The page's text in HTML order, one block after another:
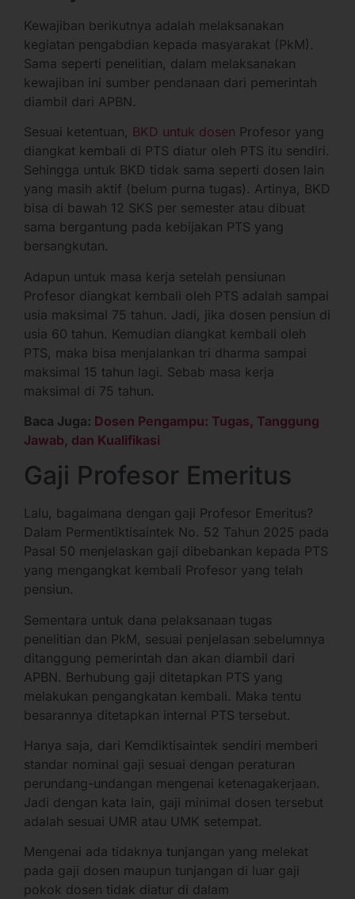
Kewajiban berikutnya adalah melaksanakan
kegiatan pengabdian kepada masyarakat (PkM).
Sama seperti penelitian, dalam melaksanakan
kewajiban ini sumber pendanaan dari pemerintah
diambil dari APBN.
Sesuai ketentuan, BKD untuk dosen Profesor yang
diangkat kembali di PTS diatur oleh PTS itu sendiri.
Sehingga untuk BKD tidak sama seperti dosen lain
yang masih aktif (belum purna tugas). Artinya, BKD
bisa di bawah 12 SKS per semester atau dibuat
sama bergantung pada kebijakan PTS yang
bersangkutan.
Adapun untuk masa kerja setelah pensiunan
Profesor diangkat kembali oleh PTS adalah sampai
usia maksimal 75 tahun. Jadi, jika dosen pensiun di
usia 60 tahun. Kemudian diangkat kembali oleh
PTS, maka bisa menjalankan tri dharma sampai
maksimal 15 tahun lagi. Sebab masa kerja
maksimal di 75 tahun.
Baca Juga: Dosen Pengampu: Tugas, Tanggung
Jawab, dan Kualifikasi
Gaji Profesor Emeritus
Lalu, bagaimana dengan gaji Profesor Emeritus?
Dalam Permentiktisaintek No. 52 Tahun 2025 pada
Pasal 50 menjelaskan gaji dibebankan kepada PTS
yang mengangkat kembali Profesor yang telah
pensiun.
Sementara untuk dana pelaksanaan tugas
penelitian dan PkM, sesuai penjelasan sebelumnya
ditanggung pemerintah dan akan diambil dari
APBN. Berhubung gaji ditetapkan PTS yang
melakukan pengangkatan kembali. Maka tentu
besarannya ditetapkan internal PTS tersebut.
Hanya saja, dari Kemdiktisaintek sendiri memberi
standar nominal gaji sesuai dengan peraturan
perundang-undangan mengenai ketenagakerjaan.
Jadi dengan kata lain, gaji minimal dosen tersebut
adalah sesuai UMR atau UMK setempat.
Mengenai ada tidaknya tunjangan yang melekat
pada gaji dosen maupun tunjangan di luar gaji
pokok dosen tidak diatur di dalam